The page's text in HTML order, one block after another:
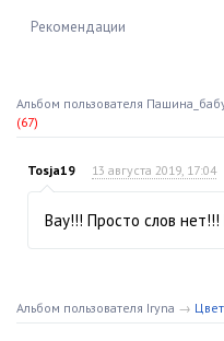
Рекомендации
Альбом пользователя
(67)
Tosja19 13 августа 2019, 17:04
Вау!!! Просто слов
Альбом пользователя Iryna →